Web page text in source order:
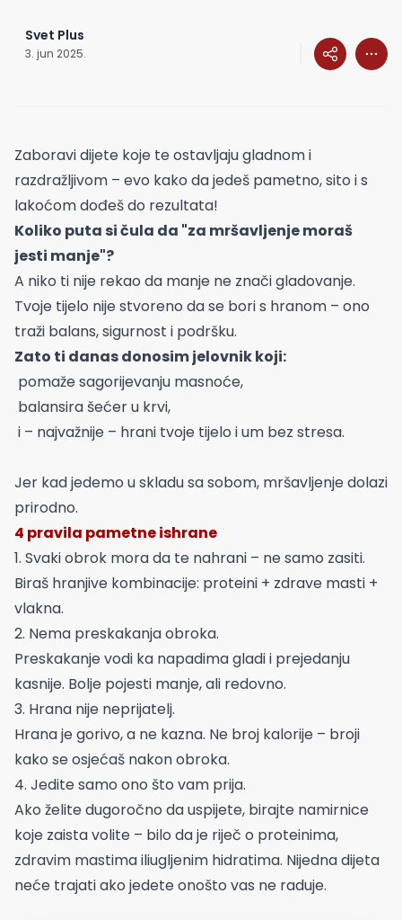
Svet Plus
3. jun 2025.
Zaboravi dijete koje te ostavljaju gladnom i
razdražljivom – evo kako da jedeš pametno, sito i s
lakoćom dođeš do rezultata!
Koliko puta si čula da "za mršavljenje moraš
jesti manje"?
A niko ti nije rekao da manje ne znači gladovanje.
Tvoje tijelo nije stvoreno da se bori s hranom – ono
traži balans, sigurnost i podršku.
Zato ti danas donosim jelovnik koji:
pomaže sagorijevanju masnoće,
balansira šećer u krvi,
i – najvažnije – hrani tvoje tijelo i um bez stresa.
Jer kad jedemo u skladu sa sobom, mršavljenje dolazi
prirodno.
4 pravila pametne ishrane
1. Svaki obrok mora da te nahrani – ne samo zasiti.
Biraš hranjive kombinacije: proteini + zdrave masti +
vlakna.
2. Nema preskakanja obroka.
Preskakanje vodi ka napadima gladi i prejedanju
kasnije. Bolje pojesti manje, ali redovno.
3. Hrana nije neprijatelj.
Hrana je gorivo, a ne kazna. Ne broj kalorije – broji
kako se osjećaš nakon obroka.
4. Jedite samo ono što vam prija.
Ako želite dugoročno da uspijete, birajte namirnice
koje zaista volite – bilo da je riječ o proteinima,
zdravim mastima iliugljenim hidratima. Nijedna dijeta
neće trajati ako jedete onošto vas ne raduje.